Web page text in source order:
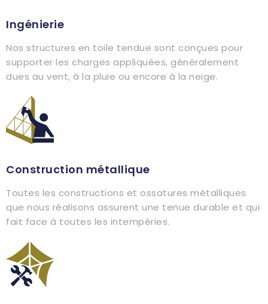
Ingénierie
Nos structures en toile tendue sont conçues pour
supporter les charges appliquées, généralement
dues au vent, à la pluie ou encore à la neige.
Construction métallique
Toutes les constructions et ossatures métalliques
que nous réalisons assurent une tenue durable et qui
fait face à toutes les intempéries.